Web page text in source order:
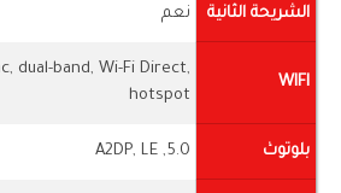
الشريحة الثانية نعم
WIFI
dual-band, Wi-Fi Direct,
hotspot
بلوتوث 5.0, A2DP, LE